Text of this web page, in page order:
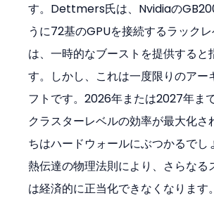
す。Dettmers氏は、Nvidiaの
うに72基のGPUを接続するラック
は、一時的なブーストを提供すると
す。しかし、これは一度限りのアー
フトです。2026年または2027年ま
クラスターレベルの効率が最大化さ
ちはハードウォールにぶつかるでし
熱伝達の物理法則により、さらなる
は経済的に正当化できなくなります。